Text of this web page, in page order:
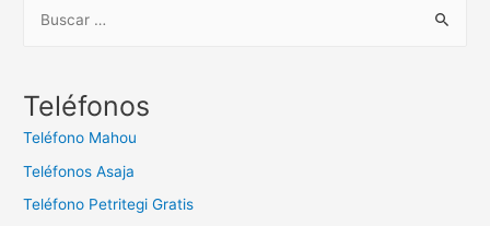
c
:
Teléfonos
Teléfono Mahou
Teléfonos Asaja
Teléfono Petritegi Gratis